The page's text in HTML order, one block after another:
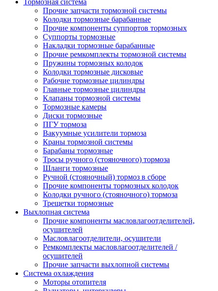
Тормозная система
Прочие запчасти тормозной системы
Колодки тормозные барабанные
Прочие компоненты суппортов тормозных
Суппорты тормозные
Накладки тормозные барабанные
Прочие ремкомплекты тормозной системы
Пружины тормозных колодок
Колодки тормозные дисковые
Рабочие тормозные цилиндры
Главные тормозные цилиндры
Клапаны тормозной системы
Тормозные камеры
Диски тормозные
ПГУ тормоза
Вакуумные усилители тормоза
Краны тормозной системы
Барабаны тормозные
Тросы ручного (стояночного) тормоза
Шланги тормозные
Ручной (стояночный) тормоз в сборе
Прочие компоненты тормозных колодок
Колодки ручного (стояночного) тормоза
Трещетки тормозные
Выхлопная система
Прочие компоненты масловлагоотделителей,
осушителей
Масловлагоотделители, осушители
Ремкомплекты масловлагоотделителей /
осушителей
Прочие запчасти выхлопной системы
Система охлаждения
Моторы отопителя